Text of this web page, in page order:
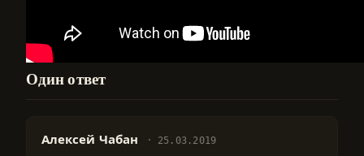
Один ответ
Алексей Чабан 25.03.2019